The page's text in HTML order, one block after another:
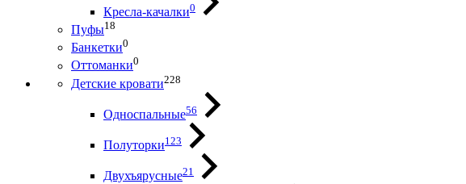
Кресла-качалки0
Пуфы18
Банкетки0
Оттоманки0
Детские кровати228
Односпальные56
Полуторки123
Двухъярусные21